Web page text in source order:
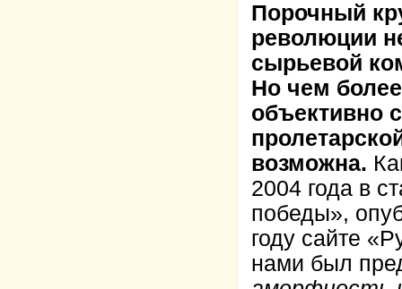
Порочный
революции
сырьевой
Но чем более
объективно
возможна.
2004 года в
победы»,
году сайте
нами был